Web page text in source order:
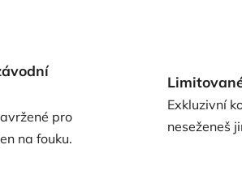
pro
na fouku.
Exkluzivní
neseženeš